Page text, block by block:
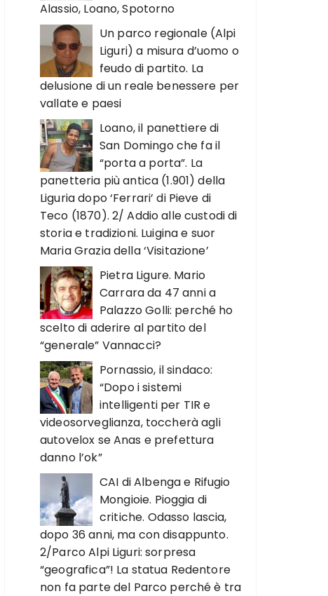
Alassio, Loano, Spotorno
Un parco regionale (Alpi
Liguri) a misura d’uomo o
feudo di partito. La
delusione di un reale benessere per
vallate e paesi
Loano, il panettiere di
San Domingo che fa il
“porta a porta”. La
panetteria più antica (1.901) della
Liguria dopo ‘Ferrari’ di Pieve di
Teco (1870). 2/ Addio alle custodi di
storia e tradizioni. Luigina e suor
Maria Grazia della ‘Visitazione’
Pietra Ligure. Mario
Carrara da 47 anni a
Palazzo Golli: perché ho
scelto di aderire al partito del
“generale” Vannacci?
Pornassio, il sindaco:
“Dopo i sistemi
intelligenti per TIR e
videosorveglianza, toccherà agli
autovelox se Anas e prefettura
danno l’ok”
CAI di Albenga e Rifugio
Mongioie. Pioggia di
critiche. Odasso lascia,
dopo 36 anni, ma con disappunto.
2/Parco Alpi Liguri: sorpresa
“geografica”! La statua Redentore
non fa parte del Parco perché è tra